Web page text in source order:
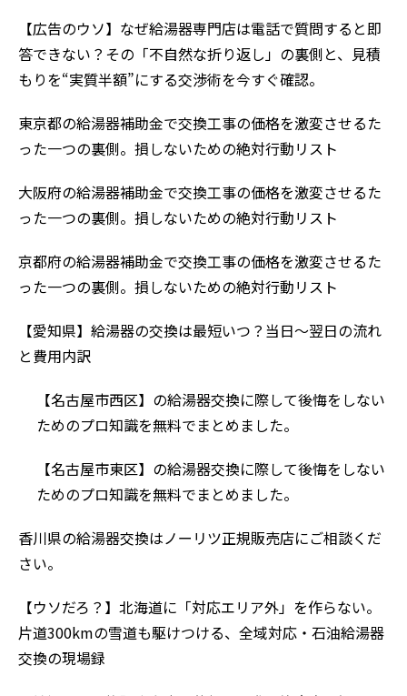
【広告のウソ】なぜ給湯器専門​​店は電話で質問すると即
答できない？その「不自然な折り返し」の裏側と、見積
もりを“実質半額”にする交渉術を今すぐ確認。
東京都の給湯器補助金で交換工事の価格を激変させるた
った一つの裏側。損しないための絶対行動リスト
大阪府の給湯器補助金で交換工事の価格を激変させるた
った一つの裏側。損しないための絶対行動リスト
京都府の給湯器補助金で交換工事の価格を激変させるた
った一つの裏側。損しないための絶対行動リスト
【愛知県】給湯器の交換は最短いつ？当日〜翌日の流れ
と費用内訳
【名古屋市西区】の給湯器交換に際して後悔をしない
ためのプロ知識を無料でまとめました。
【名古屋市東区】の給湯器交換に際して後悔をしない
ためのプロ知識を無料でまとめました。
香川県の給湯器交換はノーリツ正規販売店にご相談くだ
さい。
【ウソだろ？】北海道に「対応エリア外」を作らない。
片道300kmの雪道も駆けつける、全域対応・石油給湯器
交換の現場録